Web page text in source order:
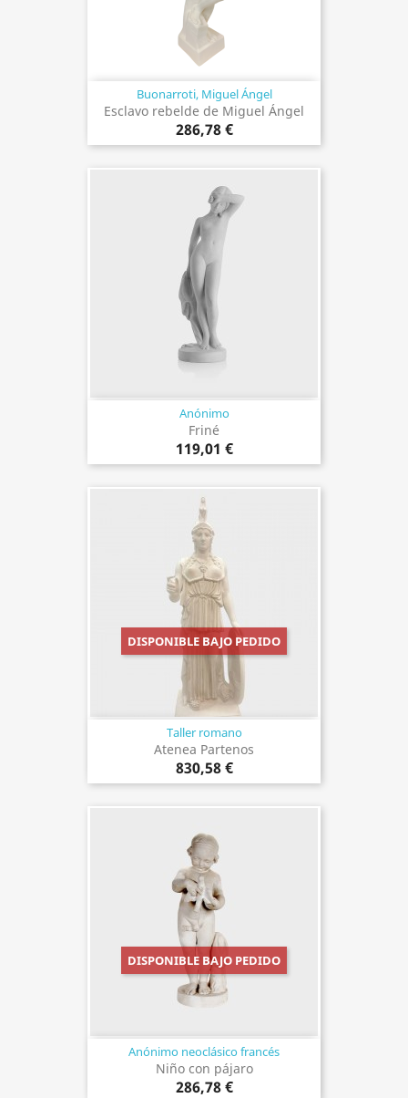
Buonarroti, Miguel Ángel
Esclavo rebelde de Miguel Ángel
286,78 €
Anónimo
Friné
119,01 €
Taller romano
Atenea Partenos
830,58 €
DISPONIBLE BAJO PEDIDO
Anónimo neoclásico francés
Niño con pájaro
286,78 €
DISPONIBLE BAJO PEDIDO